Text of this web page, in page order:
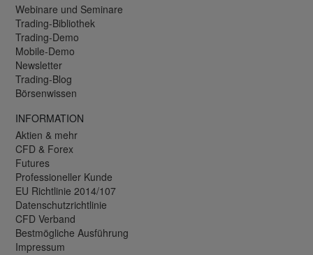
Webinare und Seminare
Trading-Bibliothek
Trading-Demo
Mobile-Demo
Newsletter
Trading-Blog
Börsenwissen
INFORMATION
Aktien & mehr
CFD & Forex
Futures
Professioneller Kunde
EU Richtlinie 2014/107
Datenschutzrichtlinie
CFD Verband
Bestmögliche Ausführung
Impressum